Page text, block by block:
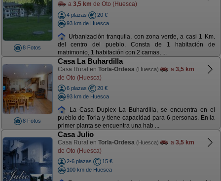
8 Fotos
a 3,5 km de Oto (Huesca)
4 plazas
20 €
93 km de Huesca
Urbanización tranquila, con zona verde, a casi 1 Km.
del centro del pueblo. Consta de 1 habitación de
matrimonio, 1 habitación con 2 camas, ...
8 Fotos
Casa La Buhardilla
Casa Rural en Torla-Ordesa (Huesca) a 3,5 km
de Oto (Huesca)
6 plazas
20 €
93 km de Huesca
La Casa Duplex La Buhardilla, se encuentra en el
pueblo de Torla y tiene capacidad para 6 personas. En la
primer planta se encuentra una hab ...
Casa Julio
Casa Rural en Torla-Ordesa (Huesca) a 3,5 km
de Oto (Huesca)
2-6 plazas
15 €
100 km de Huesca